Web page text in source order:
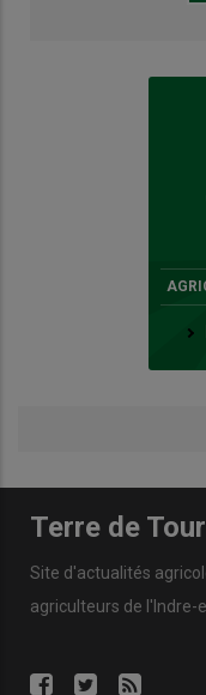
Terre de
Site d'actualités
agriculteurs de l'Indre-